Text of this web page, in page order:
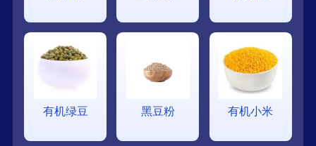
有机绿豆 黑豆粉 有机小米